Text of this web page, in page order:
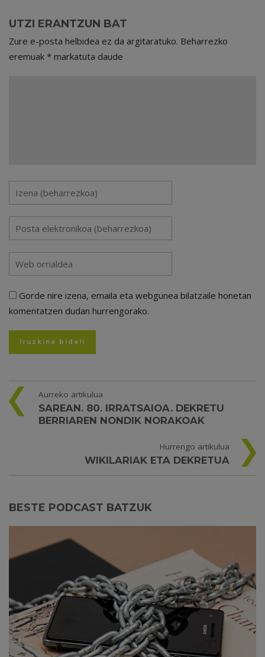
UTZI ERANTZUN BAT
Zure e-posta helbidea ez da argitaratuko. Beharrezko
eremuak * markatuta daude
Gorde nire izena, emaila eta webgunea bilatzaile honetan
komentatzen dudan hurrengorako.
Aurreko artikulua
SAREAN. 80. IRRATSAIOA. DEKRETU
BERRIAREN NONDIK NORAKOAK
Hurrengo artikulua
WIKILARIAK ETA DEKRETUA
BESTE PODCAST BATZUK